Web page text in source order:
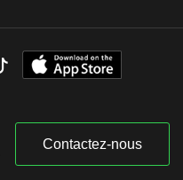
Contactez-nous